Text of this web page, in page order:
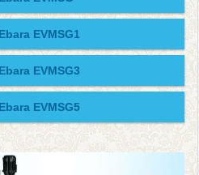
EVMSG1
EVMSG3
EVMSG5